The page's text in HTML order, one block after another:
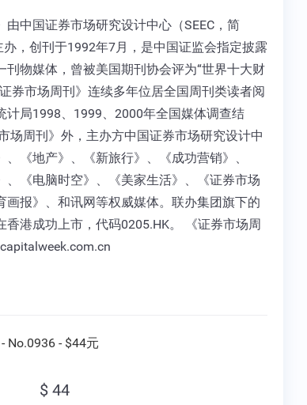
由中国证券市场研究设计中心（SEEC，简
办，创刊于1992年7月，是中国证监会指定披露
刊物媒体，曾被美国期刊协会评为“世界十大财
券市场周刊》连续多年位居全国周刊类读者阅
计局1998、1999、2000年全国媒体调查结
场周刊》外，主办方中国证券市场研究设计中
、《地产》、《新旅行》、《成功营销》、
、《电脑时空》、《美家生活》、《证券市场
画报》、和讯网等权威媒体。联办集团旗下的
香港成功上市，代码0205.HK。 《证券市场周
No.0936 - $44元
$ 44